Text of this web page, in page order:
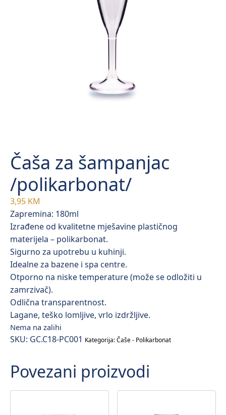
Čaša za šampanjac
/polikarbonat/
3,95 KM
Zapremina: 180ml
Izrađene od kvalitetne mješavine plastičnog
materijela – polikarbonat.
Sigurno za upotrebu u kuhinji.
Idealne za bazene i spa centre.
Otporno na niske temperature (može se odložiti u
zamrzivač).
Odlična transparentnost.
Lagane, teško lomljive, vrlo izdržljive.
Nema na zalihi
SKU: GC.C18-PC001 Kategorija:Čaše - Polikarbonat
Povezani proizvodi